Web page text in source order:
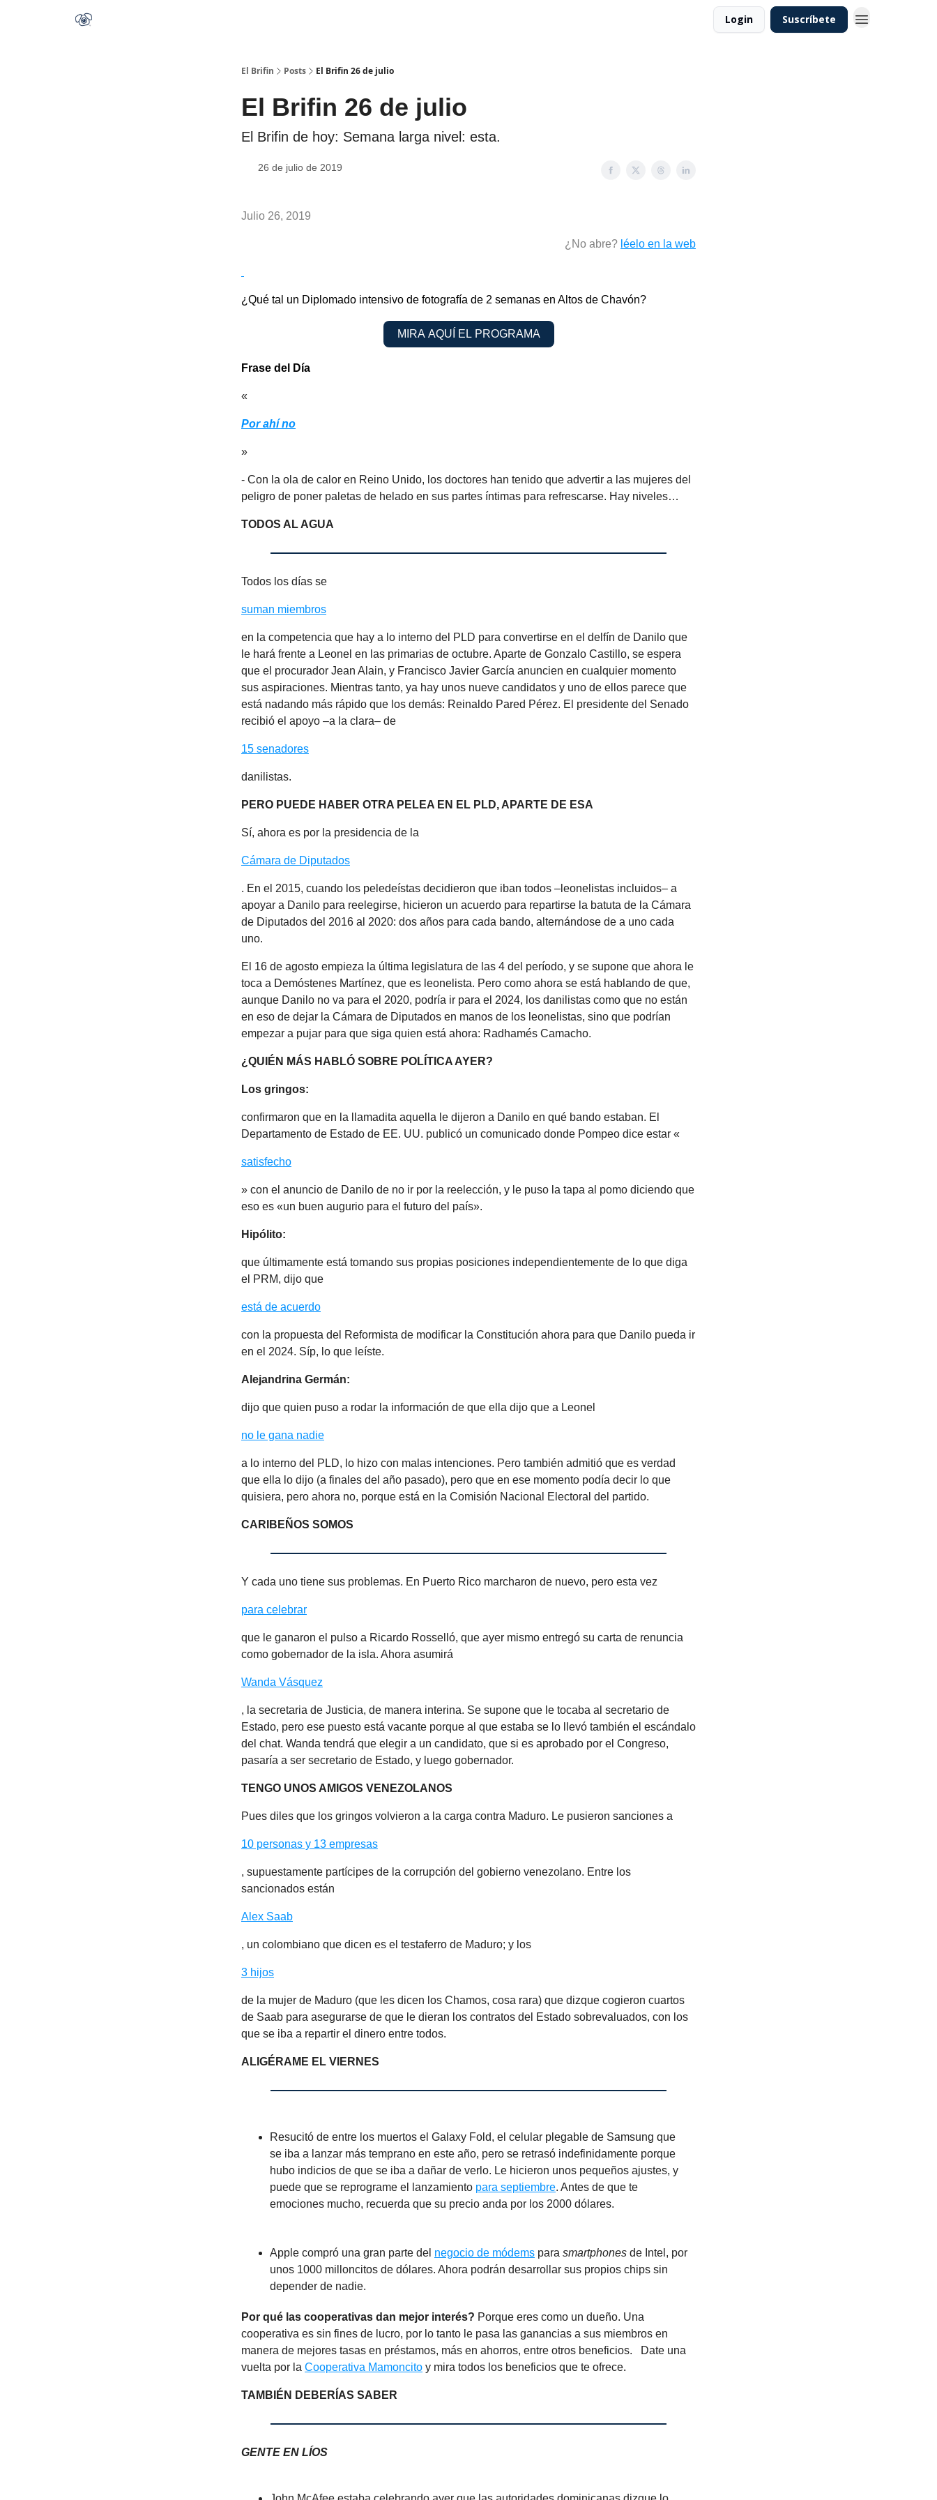
Login Suscríbete
El Brifin Posts El Brifin 26 de julio
El Brifin 26 de julio
El Brifin de hoy: Semana larga nivel: esta.
26 de julio de 2019
Julio 26, 2019
¿No abre? léelo en la web
¿Qué tal un Diplomado intensivo de fotografía de 2 semanas en Altos de Chavón?
MIRA AQUÍ EL PROGRAMA
Frase del Día
«
Por ahí no
»
- Con la ola de calor en Reino Unido, los doctores han tenido que advertir a las mujeres del
peligro de poner paletas de helado en sus partes íntimas para refrescarse. Hay niveles…
TODOS AL AGUA
Todos los días se
suman miembros
en la competencia que hay a lo interno del PLD para convertirse en el delfín de Danilo que
le hará frente a Leonel en las primarias de octubre. Aparte de Gonzalo Castillo, se espera
que el procurador Jean Alain, y Francisco Javier García anuncien en cualquier momento
sus aspiraciones. Mientras tanto, ya hay unos nueve candidatos y uno de ellos parece que
está nadando más rápido que los demás: Reinaldo Pared Pérez. El presidente del Senado
recibió el apoyo –a la clara– de
15 senadores
danilistas.
PERO PUEDE HABER OTRA PELEA EN EL PLD, APARTE DE ESA
Sí, ahora es por la presidencia de la
Cámara de Diputados
. En el 2015, cuando los peledeístas decidieron que iban todos –leonelistas incluidos– a
apoyar a Danilo para reelegirse, hicieron un acuerdo para repartirse la batuta de la Cámara
de Diputados del 2016 al 2020: dos años para cada bando, alternándose de a uno cada
uno.
El 16 de agosto empieza la última legislatura de las 4 del período, y se supone que ahora le
toca a Demóstenes Martínez, que es leonelista. Pero como ahora se está hablando de que,
aunque Danilo no va para el 2020, podría ir para el 2024, los danilistas como que no están
en eso de dejar la Cámara de Diputados en manos de los leonelistas, sino que podrían
empezar a pujar para que siga quien está ahora: Radhamés Camacho.
¿QUIÉN MÁS HABLÓ SOBRE POLÍTICA AYER?
Los gringos:
confirmaron que en la llamadita aquella le dijeron a Danilo en qué bando estaban. El
Departamento de Estado de EE. UU. publicó un comunicado donde Pompeo dice estar «
satisfecho
» con el anuncio de Danilo de no ir por la reelección, y le puso la tapa al pomo diciendo que
eso es «un buen augurio para el futuro del país».
Hipólito:
que últimamente está tomando sus propias posiciones independientemente de lo que diga
el PRM, dijo que
está de acuerdo
con la propuesta del Reformista de modificar la Constitución ahora para que Danilo pueda ir
en el 2024. Síp, lo que leíste.
Alejandrina Germán:
dijo que quien puso a rodar la información de que ella dijo que a Leonel
no le gana nadie
a lo interno del PLD, lo hizo con malas intenciones. Pero también admitió que es verdad
que ella lo dijo (a finales del año pasado), pero que en ese momento podía decir lo que
quisiera, pero ahora no, porque está en la Comisión Nacional Electoral del partido.
CARIBEÑOS SOMOS
Y cada uno tiene sus problemas. En Puerto Rico marcharon de nuevo, pero esta vez
para celebrar
que le ganaron el pulso a Ricardo Rosselló, que ayer mismo entregó su carta de renuncia
como gobernador de la isla. Ahora asumirá
Wanda Vásquez
, la secretaria de Justicia, de manera interina. Se supone que le tocaba al secretario de
Estado, pero ese puesto está vacante porque al que estaba se lo llevó también el escándalo
del chat. Wanda tendrá que elegir a un candidato, que si es aprobado por el Congreso,
pasaría a ser secretario de Estado, y luego gobernador.
TENGO UNOS AMIGOS VENEZOLANOS
Pues diles que los gringos volvieron a la carga contra Maduro. Le pusieron sanciones a
10 personas y 13 empresas
, supuestamente partícipes de la corrupción del gobierno venezolano. Entre los
sancionados están
Alex Saab
, un colombiano que dicen es el testaferro de Maduro; y los
3 hijos
de la mujer de Maduro (que les dicen los Chamos, cosa rara) que dizque cogieron cuartos
de Saab para asegurarse de que le dieran los contratos del Estado sobrevaluados, con los
que se iba a repartir el dinero entre todos.
ALIGÉRAME EL VIERNES
Resucitó de entre los muertos el Galaxy Fold, el celular plegable de Samsung que
se iba a lanzar más temprano en este año, pero se retrasó indefinidamente porque
hubo indicios de que se iba a dañar de verlo. Le hicieron unos pequeños ajustes, y
puede que se reprograme el lanzamiento para septiembre. Antes de que te
emociones mucho, recuerda que su precio anda por los 2000 dólares.
Apple compró una gran parte del negocio de módems para smartphones de Intel, por
unos 1000 milloncitos de dólares. Ahora podrán desarrollar sus propios chips sin
depender de nadie.
Por qué las cooperativas dan mejor interés? Porque eres como un dueño. Una
cooperativa es sin fines de lucro, por lo tanto le pasa las ganancias a sus miembros en
manera de mejores tasas en préstamos, más en ahorros, entre otros beneficios. Date una
vuelta por la Cooperativa Mamoncito y mira todos los beneficios que te ofrece.
TAMBIÉN DEBERÍAS SABER
GENTE EN LÍOS